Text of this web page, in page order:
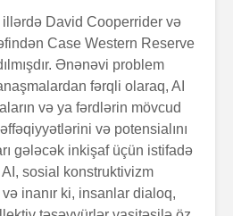
David Cooperrider və
Case Western Reserve
Ənənəvi problem
fərqli olaraq, AI
və ya fərdlərin mövcud
və potensialını
gələcək inkişaf üçün istifadə
sosial konstruktivizm
inanır ki, insanlar dialoq,